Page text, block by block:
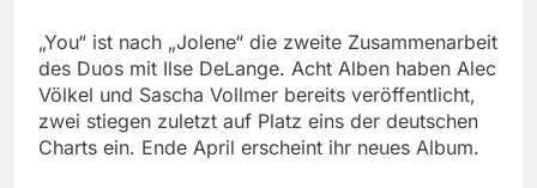
„You“ ist nach „Jolene“ die zweite Zusammenarbeit
des Duos mit Ilse DeLange. Acht Alben haben Alec
Völkel und Sascha Vollmer bereits veröffentlicht,
zwei stiegen zuletzt auf Platz eins der deutschen
Charts ein. Ende April erscheint ihr neues Album.